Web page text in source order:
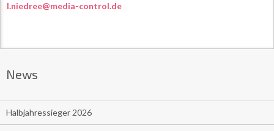
l.niedree@media-control.de
News
Halbjahressieger 2026